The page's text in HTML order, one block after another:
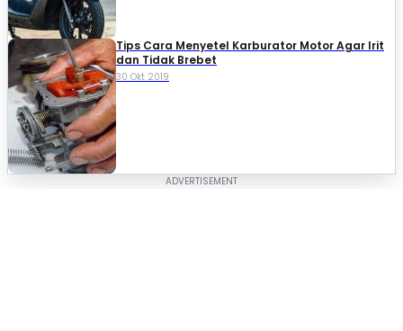
Tips Cara Menyetel Karburator Motor Agar Irit
dan Tidak Brebet
30 Okt 2019